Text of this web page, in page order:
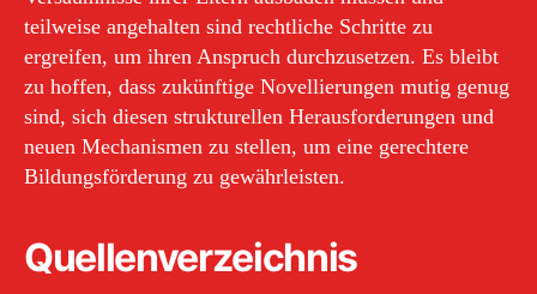
teilweise angehalten sind rechtliche Schritte zu
ergreifen, um ihren Anspruch durchzusetzen. Es bleibt
zu hoffen, dass zukünftige Novellierungen mutig genug
sind, sich diesen strukturellen Herausforderungen und
neuen Mechanismen zu stellen, um eine gerechtere
Bildungsförderung zu gewährleisten.
Quellenverzeichnis